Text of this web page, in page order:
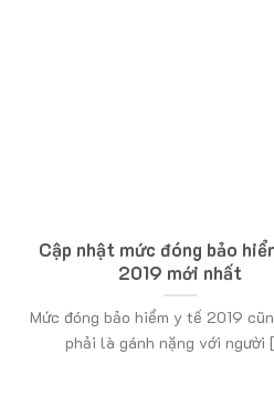
Cập nhật mức đóng bảo
2019 mới nhất
Mức đóng bảo hiểm y tế 2019
phải là gánh nặng với người